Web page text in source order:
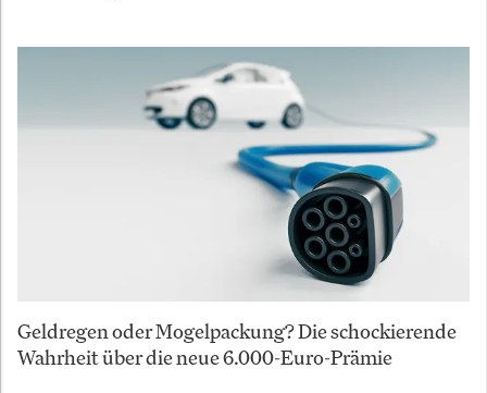
Geldregen oder Mogelpackung? Die schockierende
Wahrheit über die neue 6.000-Euro-Prämie